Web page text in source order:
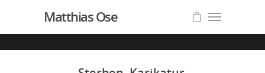
Matthias Ose